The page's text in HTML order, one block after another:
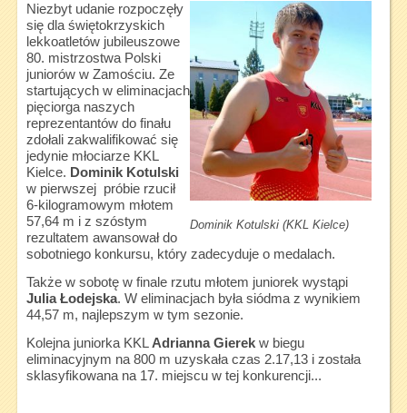
Dominik Kotulski (KKL Kielce)
Niezbyt udanie rozpoczęły
się dla świętokrzyskich
lekkoatletów jubileuszowe
80. mistrzostwa Polski
juniorów w Zamościu. Ze
startujących w eliminacjach
pięciorga naszych
reprezentantów do finału
zdołali zakwalifikować się
jedynie młociarze KKL
Kielce. Dominik Kotulski
w pierwszej próbie rzucił
6-kilogramowym młotem
57,64 m i z szóstym
rezultatem awansował do
sobotniego konkursu, który zadecyduje o medalach.
Także w sobotę w finale rzutu młotem juniorek wystąpi
Julia Łodejska. W eliminacjach była siódma z wynikiem
44,57 m, najlepszym w tym sezonie.
Kolejna juniorka KKL Adrianna Gierekw biegu
eliminacyjnym na 800 m uzyskała czas 2.17,13 i została
sklasyfikowana na 17. miejscu w tej konkurencji...